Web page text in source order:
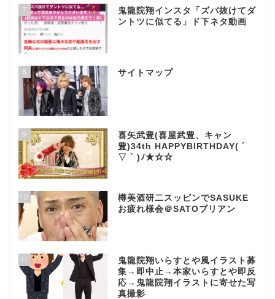
7
鬼龍院翔インスタ「ズバ抜けてダ
ントツに似てる」ド下ネタ動画
8 サイトマップ
9
喜矢武豊(喜屋武豊、キャン
豊)34th HAPPYBIRTHDAY( ´
▽ ` )ﾉ★☆☆
10
樽美酒研二スッピンでSASUKE
お疲れ様会＠SATOブリアン
11
鬼龍院翔いらすとや風イラスト募
集→即中止→本家いらすとや即反
応→鬼龍院翔イラストに寄せた写
真撮影